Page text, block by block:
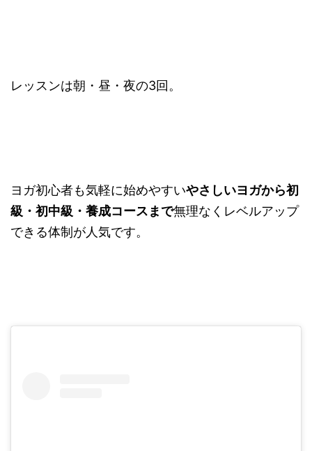
レッスンは朝・昼・夜の3回。
ヨガ初心者も気軽に始めやすいやさしいヨガから初
級・初中級・養成コースまで無理なくレベルアップ
できる体制が人気です。